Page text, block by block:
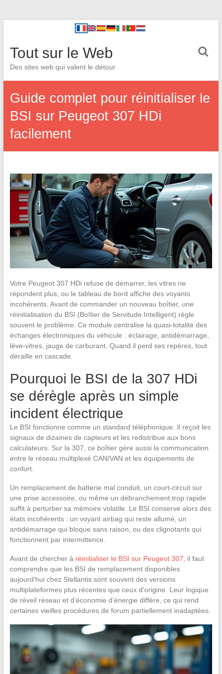
Tout sur le Web
Des sites web qui valent le détour
Guide complet pour réinitialiser le
BSI sur Peugeot 307 HDi
facilement
Votre Peugeot 307 HDi refuse de démarrer, les vitres ne
répondent plus, ou le tableau de bord affiche des voyants
incohérents. Avant de commander un nouveau boîtier, une
réinitialisation du BSI (Boîtier de Servitude Intelligent) règle
souvent le problème. Ce module centralise la quasi-totalité des
échanges électroniques du véhicule : éclairage, antidémarrage,
lève-vitres, jauge de carburant. Quand il perd ses repères, tout
déraille en cascade.
Pourquoi le BSI de la 307 HDi
se dérègle après un simple
incident électrique
Le BSI fonctionne comme un standard téléphonique. Il reçoit les
signaux de dizaines de capteurs et les redistribue aux bons
calculateurs. Sur la 307, ce boîtier gère aussi la communication
entre le réseau multiplexé CAN/VAN et les équipements de
confort.
Un remplacement de batterie mal conduit, un court-circuit sur
une prise accessoire, ou même un débranchement trop rapide
suffit à perturber sa mémoire volatile. Le BSI conserve alors des
états incohérents : un voyant airbag qui reste allumé, un
antidémarrage qui bloque sans raison, ou des clignotants qui
fonctionnent par intermittence.
Avant de chercher à réinitialiser le BSI sur Peugeot 307 , il faut
comprendre que les BSI de remplacement disponibles
aujourd’hui chez Stellantis sont souvent des versions
multiplateformes plus récentes que ceux d’origine. Leur logique
de réveil réseau et d’économie d’énergie diffère, ce qui rend
certaines vieilles procédures de forum partiellement inadaptées.